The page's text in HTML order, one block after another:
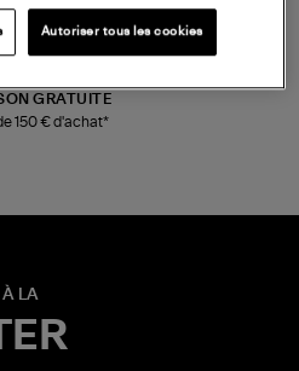
GRATUITE
150 € d'achat*
LA
Autoriser tous les cookies